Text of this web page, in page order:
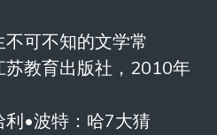
可不知的文学常
苏教育出版社，2010年
•波特：哈7大猜